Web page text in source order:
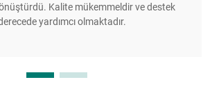
Kalite mükemmeldir ve destek
yardımcı olmaktadır.